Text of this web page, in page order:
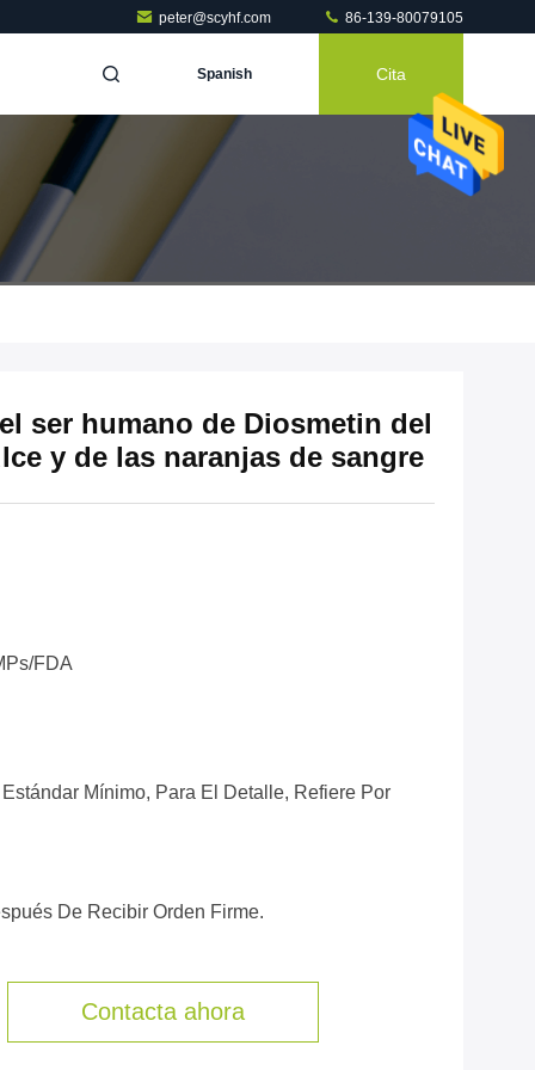
peter@scyhf.com 86-139-80079105
Spanish Cita
ser humano de Diosmetin del
y de las naranjas de sangre
FDA
Mínimo, Para El Detalle, Refiere Por
De Recibir Orden Firme.
Contacta ahora